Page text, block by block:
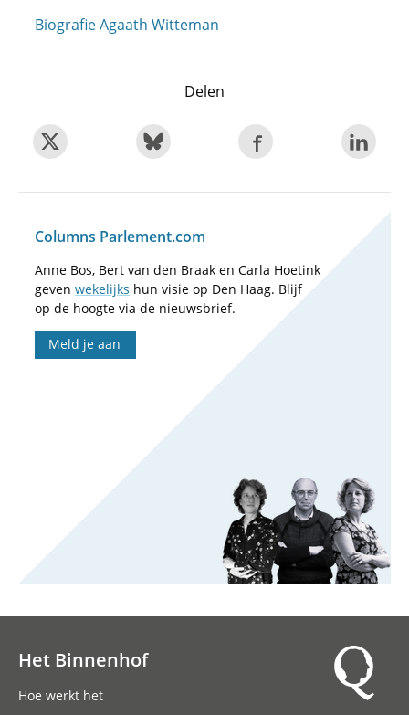
Biografie Agaath Witteman
Delen
Columns Parlement.com
Anne Bos, Bert van den Braak en Carla Hoetink
geven wekelijks hun visie op Den Haag. Blijf
op de hoogte via de nieuwsbrief.
Meld je aan
Het Binnenhof
Hoe werkt het